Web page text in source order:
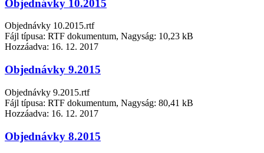
Objednávky 10.2015
Objednávky 10.2015.rtf
Fájl típusa: RTF dokumentum, Nagyság: 10,23 kB
Hozzáadva: 16. 12. 2017
Objednávky 9.2015
Objednávky 9.2015.rtf
Fájl típusa: RTF dokumentum, Nagyság: 80,41 kB
Hozzáadva: 16. 12. 2017
Objednávky 8.2015